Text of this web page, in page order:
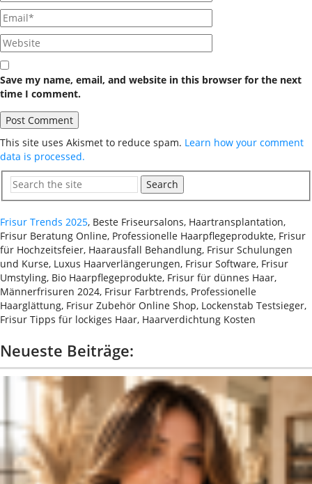
Save my name, email, and website in this browser for the next
time I comment.
This site uses Akismet to reduce spam. Learn how your comment
data is processed.
Search
Frisur Trends 2025, Beste Friseursalons, Haartransplantation,
Frisur Beratung Online, Professionelle Haarpflegeprodukte, Frisur
für Hochzeitsfeier, Haarausfall Behandlung, Frisur Schulungen
und Kurse, Luxus Haarverlängerungen, Frisur Software, Frisur
Umstyling, Bio Haarpflegeprodukte, Frisur für dünnes Haar,
Männerfrisuren 2024, Frisur Farbtrends, Professionelle
Haarglättung, Frisur Zubehör Online Shop, Lockenstab Testsieger,
Frisur Tipps für lockiges Haar, Haarverdichtung Kosten
Neueste Beiträge: